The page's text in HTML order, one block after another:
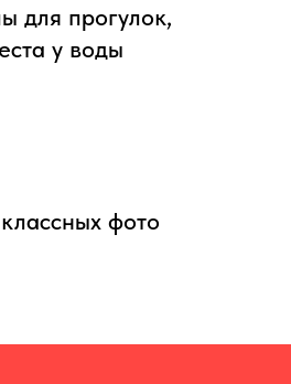
для прогулок,
у воды
фото